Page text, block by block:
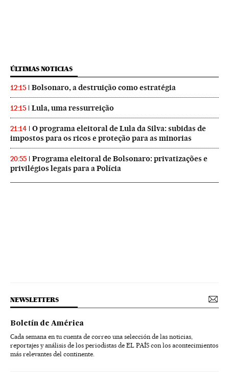
ÚLTIMAS NOTICIAS
12:15 Bolsonaro, a destruição como estratégia
12:15 Lula, uma ressurreição
21:14
O programa eleitoral de Lula da Silva: subidas de
impostos para os ricos e proteção para as minorias
20:55
Programa eleitoral de Bolsonaro: privatizações e
privilégios legais para a Polícia
NEWSLETTERS
Boletín de América
Cada semana en tu cuenta de correo una selección de las noticias,
reportajes y análisis de los periodistas de EL PAÍS con los acontecimientos
más relevantes del continente.